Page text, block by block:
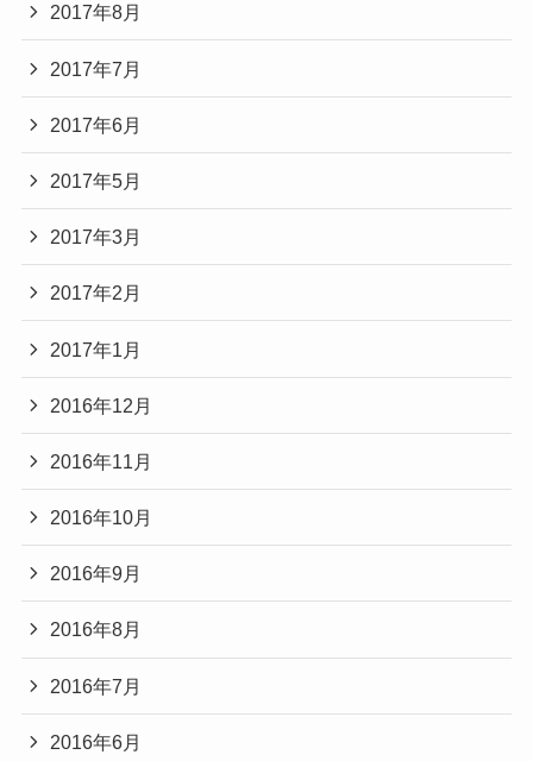
2017年8月
2017年7月
2017年6月
2017年5月
2017年3月
2017年2月
2017年1月
2016年12月
2016年11月
2016年10月
2016年9月
2016年8月
2016年7月
2016年6月